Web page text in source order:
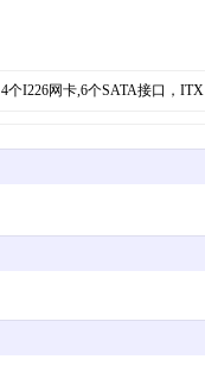
个I226网卡,6个SATA接口，ITX